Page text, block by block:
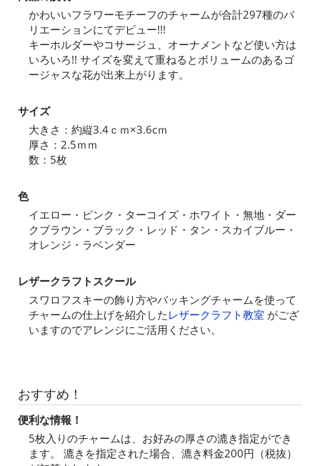
かわいいフラワーモチーフのチャームが合計297種のバ
リエーションにてデビュー!!!
キーホルダーやコサージュ、オーナメントなど使い方は
いろいろ!! サイズを変えて重ねるとボリュームのあるゴ
ージャスな花が出来上がります。
サイズ
大きさ：約縦3.4ｃｍ×3.6cｍ
厚さ：2.5ｍｍ
数：5枚
色
イエロー・ピンク・ターコイズ・ホワイト・無地・ダー
クブラウン・ブラック・レッド・タン・スカイブルー・
オレンジ・ラベンダー
レザークラフトスクール
スワロフスキーの飾り方やバッキングチャームを使って
チャームの仕上げを紹介した レザークラフト教室 がござ
いますのでアレンジにご活用ください。
おすすめ！
便利な情報！
5枚入りのチャームは、お好みの厚さの漉き指定ができ
ます。 漉きを指定された場合、漉き料金200円（税抜）